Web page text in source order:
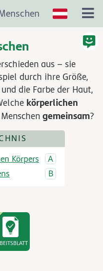
aus – sie
durch ihre Größe,
die Farbe der Haut,
körperlichen
gemeinsam?
Körpers